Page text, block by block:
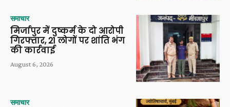
समाचार
मिर्जापुर में दुष्कर्म के दो आरोपी
गिरफ्तार, 21 लोगों पर शांति भंग
की कार्रवाई
August 6, 2026
समाचार